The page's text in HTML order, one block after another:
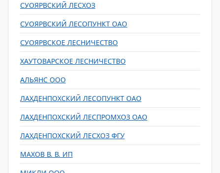
СУОЯРВСКИЙ ЛЕСХОЗ
СУОЯРВСКИЙ ЛЕСОПУНКТ ОАО
СУОЯРВСКОЕ ЛЕСНИЧЕСТВО
ХАУТОВАРСКОЕ ЛЕСНИЧЕСТВО
АЛЬЯНС ООО
ЛАХДЕНПОХСКИЙ ЛЕСОПУНКТ ОАО
ЛАХДЕНПОХСКИЙ ЛЕСПРОМХОЗ ОАО
ЛАХДЕНПОХСКИЙ ЛЕСХОЗ ФГУ
МАХОВ В. В. ИП